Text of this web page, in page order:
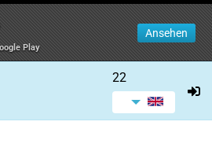
Play
Ansehen
22